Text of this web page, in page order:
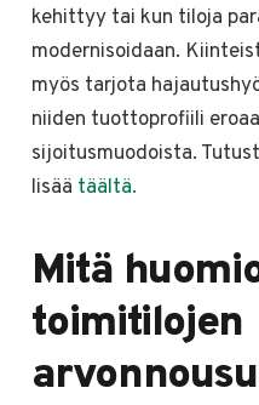
kehittyy tai kun tiloja
modernisoidaan.
myös tarjota
niiden tuottoprofiili
sijoitusmuodoista.
lisää täältä.
Mitä
toimitilojen